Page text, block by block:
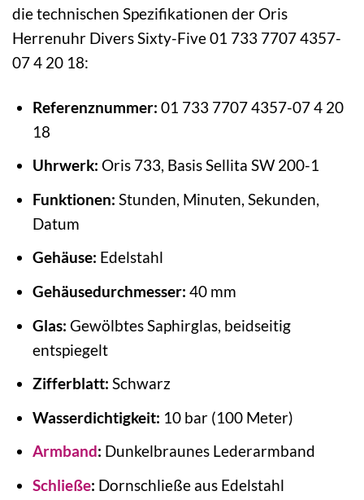
die technischen Spezifikationen der Oris
Herrenuhr Divers Sixty-Five 01 733 7707 4357-
07 4 20 18:
Referenznummer: 01 733 7707 4357-07 4 20
18
Uhrwerk: Oris 733, Basis Sellita SW 200-1
Funktionen: Stunden, Minuten, Sekunden,
Datum
Gehäuse: Edelstahl
Gehäusedurchmesser: 40 mm
Glas: Gewölbtes Saphirglas, beidseitig
entspiegelt
Zifferblatt: Schwarz
Wasserdichtigkeit: 10 bar (100 Meter)
Armband: Dunkelbraunes Lederarmband
Schließe: Dornschließe aus Edelstahl